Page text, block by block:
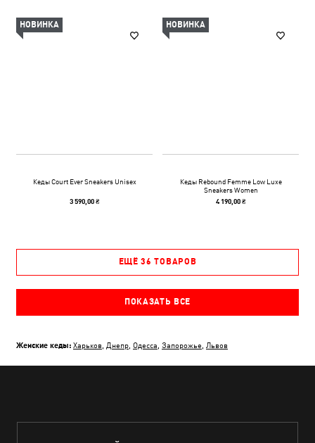
НОВИНКА
Кеды Court Ever Sneakers Unisex
3 590,00 ₴
НОВИНКА
Кеды Rebound Femme Low Luxe
Sneakers Women
4 190,00 ₴
ЕЩЁ 36 ТОВАРОВ
ПОКАЗАТЬ ВСЕ
Женские кеды: Харьков Днепр Одесса Запорожье Львов